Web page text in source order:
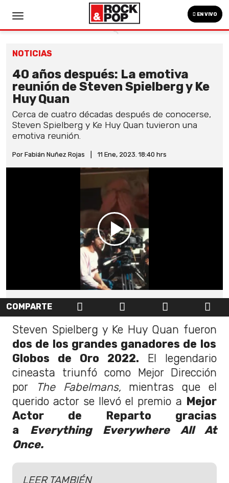
EN VIVO
NOTICIAS
40 años después: La emotiva
reunión de Steven Spielberg y Ke
Huy Quan
Cerca de cuatro décadas después de conocerse,
Steven Spielberg y Ke Huy Quan tuvieron una
emotiva reunión.
Por Fabián Nuñez Rojas 11 Ene, 2023. 18:40 hrs
COMPARTE
Steven Spielberg y Ke Huy Quan fueron
dos de los grandes ganadores de los
Globos de Oro 2022. El legendario
cineasta triunfó como Mejor Dirección
por
The Fabelmans, mientras que el
querido actor se llevó el premio a Mejor
Actor de Reparto gracias
a Everything Everywhere All At
Once.
LEER TAMBIÉN